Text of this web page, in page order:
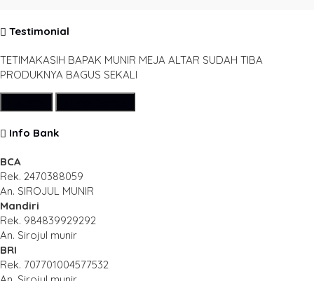
Testimonial
TETIMAKASIH BAPAK MUNIR MEJA ALTAR SUDAH TIBA
PRODUKNYA BAGUS SEKALI
Info Bank
BCA
Rek. 2470388059
An. SIROJUL MUNIR
Mandiri
Rek. 984839929292
An. Sirojul munir
BRI
Rek. 707701004577532